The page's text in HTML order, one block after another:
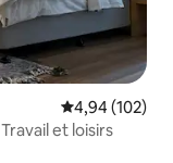
Évaluation
4,94 (102)
et loisirs